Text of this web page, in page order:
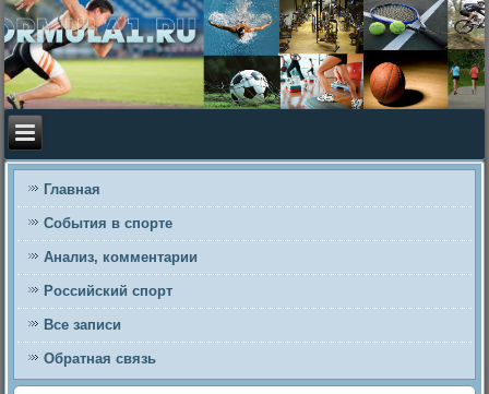
Главная
События в спорте
Анализ, комментарии
Российский спорт
Все записи
Обратная связь